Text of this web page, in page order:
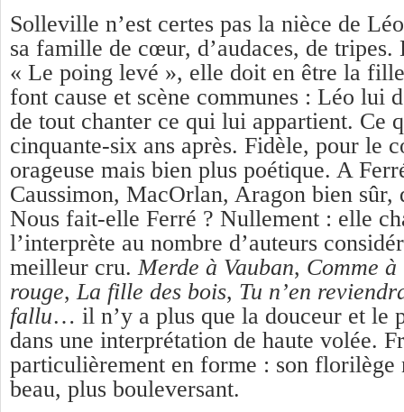
Solleville n’est certes pas la nièce de
sa famille de cœur, d’audaces, de
« Le poing levé », elle doit en être la
font cause et scène communes : Léo lui
de tout chanter ce qui lui appartient. Ce
cinquante-six ans après. Fidèle, pour le
orageuse mais bien plus poétique. A
Caussimon, MacOrlan, Aragon bien sûr,
Nous fait-elle Ferré ? Nullement : elle
l’interprète au nombre d’auteurs
meilleur cru. Merde à Vauban, Comme à
rouge, La fille des bois, Tu n’en
fallu… il n’y a plus que la douceur et le
dans une interprétation de haute volée.
particulièrement en forme : son florilège
beau, plus bouleversant.